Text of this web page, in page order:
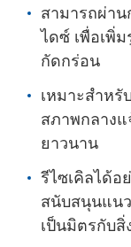
สามารถผ่า
ไดซ์ เพื่อเพิ่
กัดกร่อน
เหมาะสําห
สภาพกลาง
ยาวนาน
รีไซเคิลได้
สนับสนุนแน
เป็นมิตรกับ